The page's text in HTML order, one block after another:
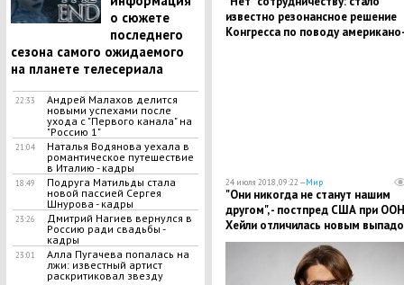
о сюжете
последнего
сезона самого ожидаемого
на планете телесериала
22:33
​Андрей Малахов делится
новыми успехами после
ухода с "Первого канала" на
"Россию 1"
21:04
Наталья Водянова уехала в
романтическое путешествие
в Италию - кадры
18:49
Подруга Матильды стала
новой пассией Сергея
Шнурова - кадры
23:26
Дмитрий Нагиев вернулся в
Россию ради свадьбы -
кадры
23:01
Алла Пугачева попалась на
лжи: известный артист
раскритиковал звезду
известно резонансное решение
Конгресса по поводу
24 июля 2018, 09:22 —Мир
"Они никогда не станут нашим
другом", - постпред США при ООН
Хейли отличилась новым
адрес РФ